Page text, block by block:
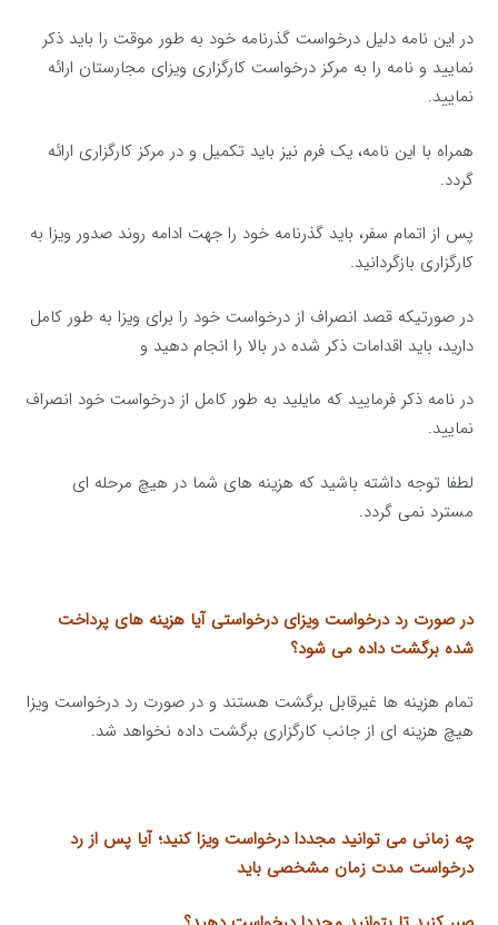
در این نامه دلیل درخواست گذرنامه خود به طور موقت را باید ذکر
نمایید و نامه را به مرکز درخواست کارگزاری ویزای مجارستان ارائه
نمایید.
همراه با این نامه، یک فرم نیز باید تکمیل و در مرکز کارگزاری ارائه
گردد.
پس از اتمام سفر، باید گذرنامه خود را جهت ادامه روند صدور ویزا به
کارگزاری بازگردانید.
در صورتیکه قصد انصراف از درخواست خود را برای ویزا به طور کامل
دارید، باید اقدامات ذکر شده در بالا را انجام دهید و
در نامه ذکر فرمایید که مایلید به طور کامل از درخواست خود انصراف
نمایید.
لطفا توجه داشته باشید که هزینه های شما در هیچ مرحله ای
مسترد نمی گردد.
در صورت رد درخواست ویزای درخواستی آیا هزینه های پرداخت
شده برگشت داده می شود؟
تمام هزینه ها غیرقابل برگشت هستند و در صورت رد درخواست ویزا
هیچ هزینه ای از جانب کارگزاری برگشت داده نخواهد شد.
چه زمانی می توانید مجددا درخواست ویزا کنید؛ آیا پس از رد
درخواست مدت زمان مشخصی باید